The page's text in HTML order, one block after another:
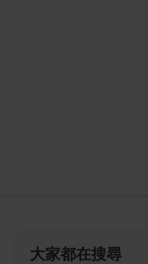
大家都在搜尋